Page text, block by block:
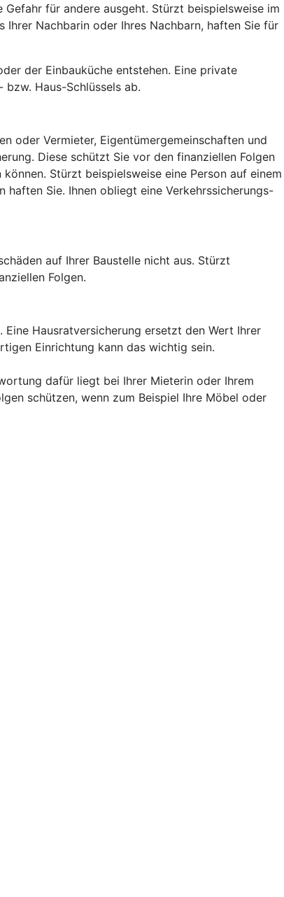
für andere ausgeht. Stürzt beispielsweise im
Nachbarin oder Ihres Nachbarn, haften Sie für
der Einbauküche entstehen. Eine private
Haus-Schlüssels ab.
oder Vermieter, Eigentümergemeinschaften und
Diese schützt Sie vor den finanziellen Folgen
Stürzt beispielsweise eine Person auf einem
Sie. Ihnen obliegt eine Verkehrssicherungs-
auf Ihrer Baustelle nicht aus. Stürzt
Folgen.
Hausratversicherung ersetzt den Wert Ihrer
Einrichtung kann das wichtig sein.
dafür liegt bei Ihrer Mieterin oder Ihrem
schützen, wenn zum Beispiel Ihre Möbel oder